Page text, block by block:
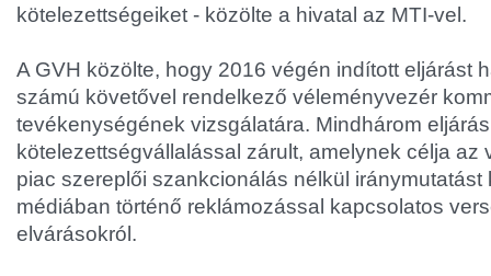
kötelezettségeiket - közölte a hivatal az MTI-vel.
A GVH közölte, hogy 2016 végén indított eljárást
számú követővel rendelkező véleményvezér
tevékenységének vizsgálatára. Mindhárom eljárás
kötelezettségvállalással zárult, amelynek célja az
piac szereplői szankcionálás nélkül
médiában történő reklámozással kapcsolatos
elvárásokról.